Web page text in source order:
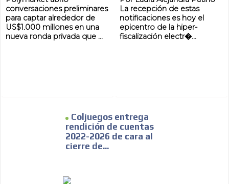
conversaciones preliminares
para captar alrededor de
US$1.000 millones en una
nueva ronda privada que ...
La recepción de estas
notificaciones es hoy el
epicentro de la hiper-
fiscalización electr�...
Coljuegos entrega
rendición de cuentas
2022-2026 de cara al
cierre de...